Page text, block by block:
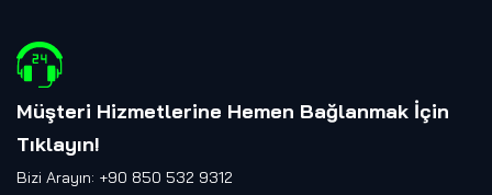
Müşteri Hizmetlerine Hemen Bağlanmak İçin
Tıklayın!
Bizi Arayın: +90 850 532 9312